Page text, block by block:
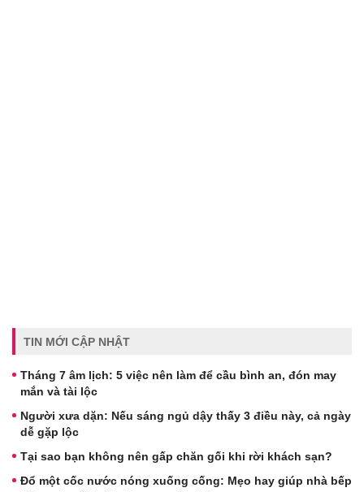
TIN MỚI CẬP NHẬT
Tháng 7 âm lịch: 5 việc nên làm để cầu bình an, đón may
mắn và tài lộc
Người xưa dặn: Nếu sáng ngủ dậy thấy 3 điều này, cả ngày
dễ gặp lộc
Tại sao bạn không nên gấp chăn gối khi rời khách sạn?
Đổ một cốc nước nóng xuống cống: Mẹo hay giúp nhà bếp